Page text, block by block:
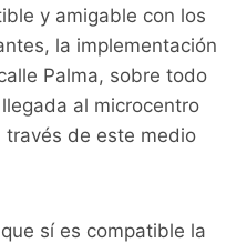
y amigable con los
la implementación
Palma, sobre todo
al microcentro
de este medio
sí es compatible la